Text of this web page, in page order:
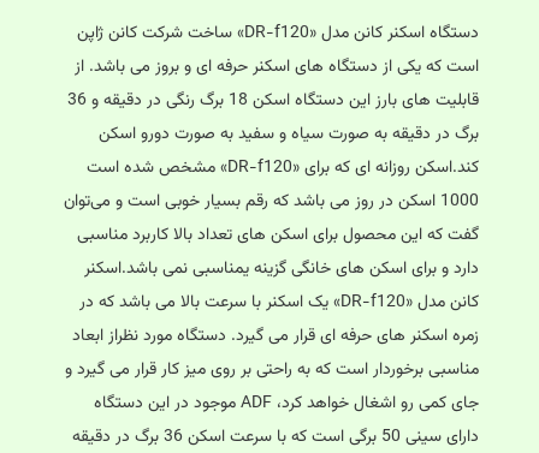
دستگاه اسکنر کانن مدل «DR-f120» ساخت شرکت کانن ژاپن
است که یکی از دستگاه های اسکنر حرفه ای و بروز می باشد. از
قابلیت های بارز این دستگاه اسکن 18 برگ رنگی در دقیقه و 36
برگ در دقیقه به‌ صورت سیاه‌ و سفید به‌ صورت دورو اسکن
کند.اسکن روزانه ای که برای «DR-f120» مشخص شده است
1000 اسکن در روز می باشد که رقم بسیار خوبی است و می‌توان
گفت که این محصول برای اسکن های تعداد بالا کاربرد مناسبی
دارد و برای اسکن های خانگی گزینه یمناسبی نمی باشد.اسکنر
کانن مدل «DR-f120» یک اسکنر با سرعت بالا می باشد که در
زمره اسکنر های حرفه ای قرار می گیرد. دستگاه مورد نظراز ابعاد
مناسبی برخوردار است که به راحتی بر روی میز کار قرار می گیرد و
جای کمی رو اشغال خواهد کرد، ADF موجود در این دستگاه
دارای سینی 50 برگی است که با سرعت اسکن 36 برگ در دقیقه